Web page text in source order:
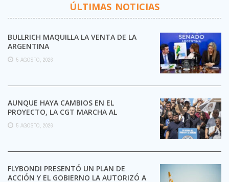
ÚLTIMAS NOTICIAS
BULLRICH MAQUILLA LA VENTA DE LA
ARGENTINA
5 AGOSTO, 2026
AUNQUE HAYA CAMBIOS EN EL
PROYECTO, LA CGT MARCHA AL
CONGRESO CONTRA LA LEY DE ...
5 AGOSTO, 2026
FLYBONDI PRESENTÓ UN PLAN DE
ACCIÓN Y EL GOBIERNO LA AUTORIZÓ A